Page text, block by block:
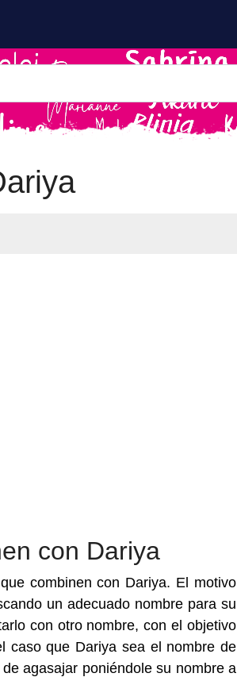
con Dariya
combinen con Dariya. El motivo
un adecuado nombre para su
con otro nombre, con el objetivo
caso que Dariya sea el nombre de
agasajar poniéndole su nombre a